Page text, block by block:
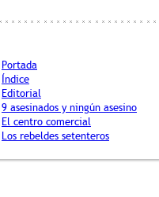
Portada
Índice
Editorial
9 asesinados y ningún asesino
El centro comercial
Los rebeldes setenteros